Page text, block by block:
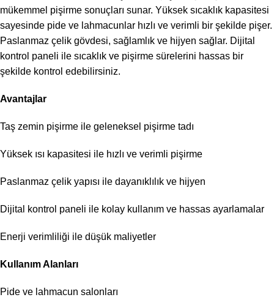
mükemmel pişirme sonuçları sunar. Yüksek sıcaklık kapasitesi
sayesinde pide ve lahmacunlar hızlı ve verimli bir şekilde pişer.
Paslanmaz çelik gövdesi, sağlamlık ve hijyen sağlar. Dijital
kontrol paneli ile sıcaklık ve pişirme sürelerini hassas bir
şekilde kontrol edebilirsiniz.
Avantajlar
Taş zemin pişirme ile geleneksel pişirme tadı
Yüksek ısı kapasitesi ile hızlı ve verimli pişirme
Paslanmaz çelik yapısı ile dayanıklılık ve hijyen
Dijital kontrol paneli ile kolay kullanım ve hassas ayarlamalar
Enerji verimliliği ile düşük maliyetler
Kullanım Alanları
Pide ve lahmacun salonları